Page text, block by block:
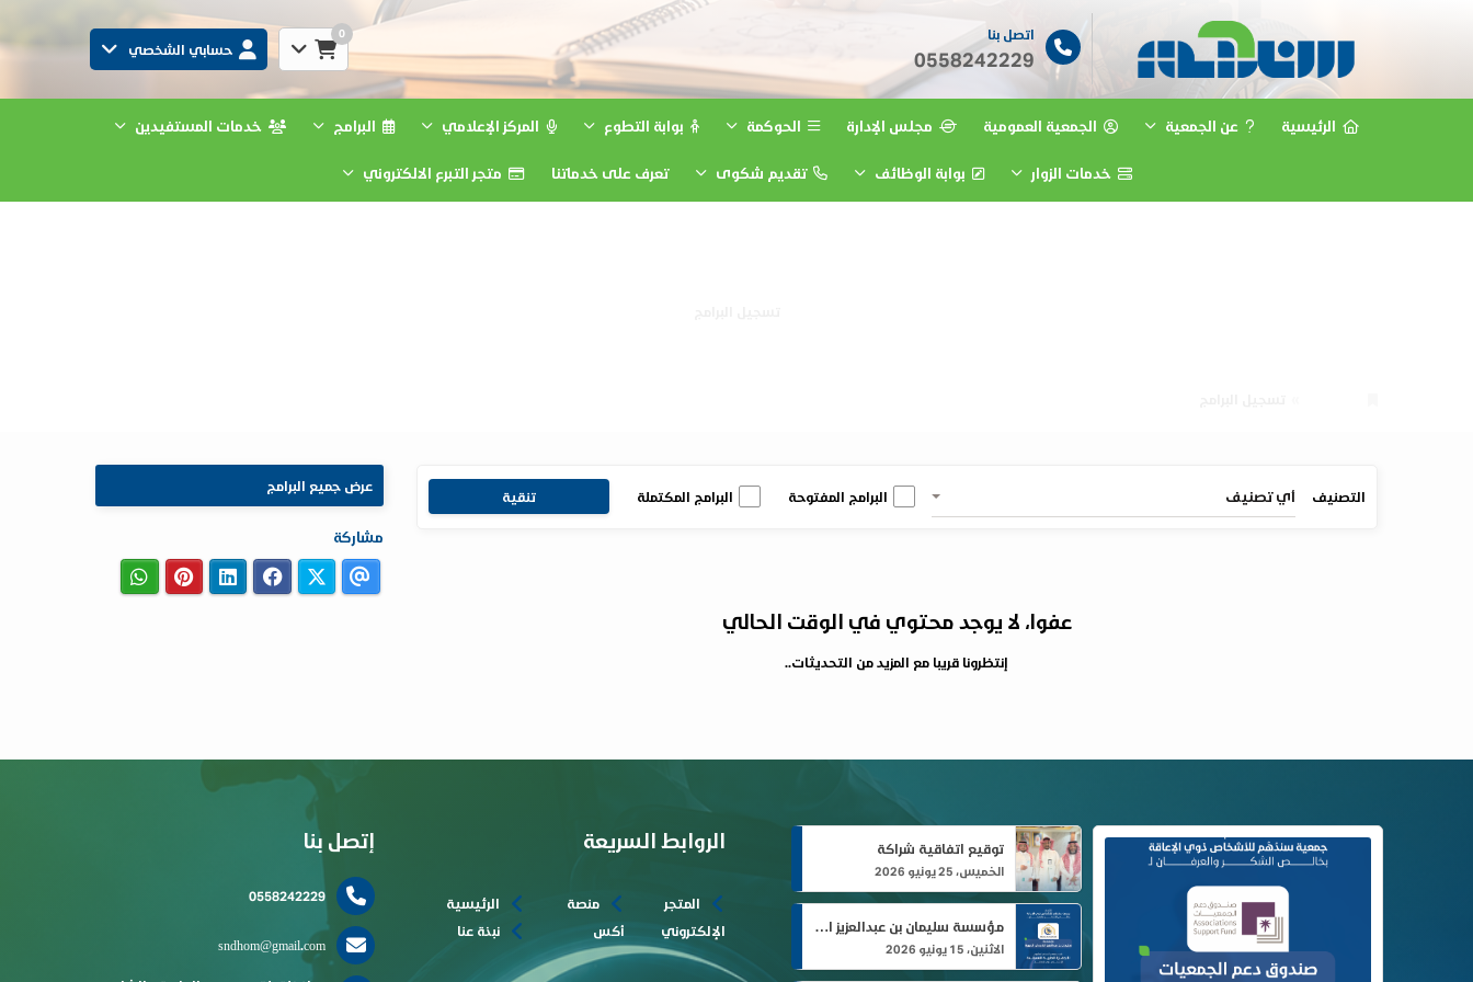
اتصل بنا
0558242229
0
حسابي الشخصي
الرئيسية عن الجمعية الجمعية العمومية مجلس الإدارة الحوكمة بوابة التطوع المركز الإعلامي البرامج خدمات المستفيدين
خدمات الزوار بوابة الوظائف تقديم شكوى تعرف على خدماتنا متجر التبرع الالكتروني
التصنيف أي تصنيف البرامج المفتوحة البرامج المكتملة تنقية
عفوا، لا يوجد محتوي في الوقت الحالي
إنتظرونا قريبا مع المزيد من التحديثات..
عرض جميع البرامج
مشاركة
توقيع اتفاقية شراكة
الخميس، 25 يونيو 2026
الاثنين، 15 يونيو 2026
الروابط السريعة
المتجر
الإلكتروني
منصة
أكس
الرئيسية
نبذة عنا
إتصل بنا
0558242229
sndhom@gmail.com